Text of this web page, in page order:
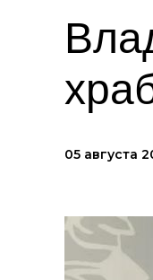
05 августа